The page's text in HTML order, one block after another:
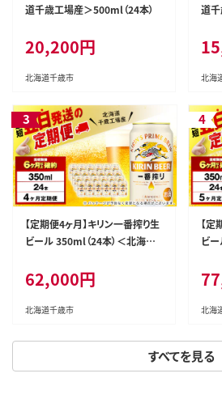
すべてを見る
道千歳工場産＞500ml（24本）
20,200円
北海道千歳市
道千
北海
【定期便4ヶ月】キリン一番搾り生
ビール 350ml（24本）＜北海道
62,000円
北海道千歳市
【定
ビ
北海